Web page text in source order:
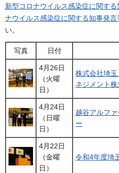
新型コロナウイルス感染症に関する
ナウイルス感染症に関する知事発言
い。
写真 日付
4月26日
（火曜
日）
株式会社埼
ネジメント
4月24日
（日曜
日）
越谷アルフ
ー
4月22日
（金曜
日）
令和4年度埼